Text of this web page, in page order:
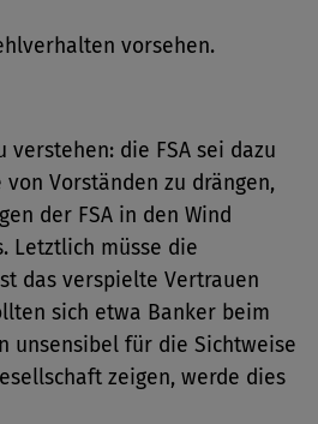
vorsehen.
verstehen: die FSA sei dazu
Vorständen zu drängen,
der FSA in den Wind
Letztlich müsse die
das verspielte Vertrauen
sich etwa Banker beim
unsensibel für die Sichtweise
zeigen, werde dies